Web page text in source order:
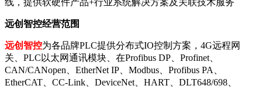
线，提供软硬件产品+行业系统解决方案及关联技术服务
远创智控经营范围
远创智控为各品牌PLC提供分布式IO控制方案，4G远程网
关、PLC以太网通讯模块、在Profibus DP、Profinet、
CAN/CANopen、EtherNet IP、Modbus、Profibus PA、
EtherCAT、CC-Link、DeviceNet、HART、DLT648/698、